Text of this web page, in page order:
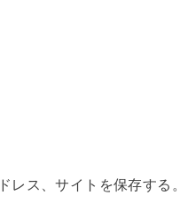
ス、サイトを保存する。